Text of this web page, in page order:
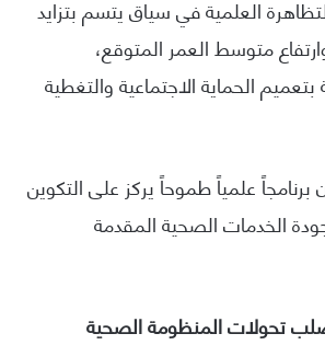
العلمية في سياق يتسم بتزايد
متوسط العمر المتوقع،
الحماية الاجتماعية والتغطية
علمياً طموحاً يركز على التكوين
الخدمات الصحية المقدمة
تحولات المنظومة الصحية